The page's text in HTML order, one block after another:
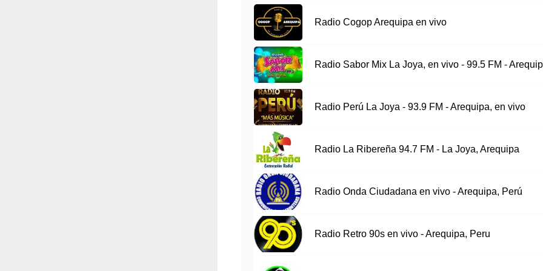
Radio Cogop Arequipa en vivo
Radio Sabor Mix La Joya, en vivo - 99.5 FM -
Radio Perú La Joya - 93.9 FM - Arequipa, en vivo
Radio La Ribereña 94.7 FM - La Joya, Arequipa
Radio Onda Ciudadana en vivo - Arequipa, Perú
Radio Retro 90s en vivo - Arequipa, Peru